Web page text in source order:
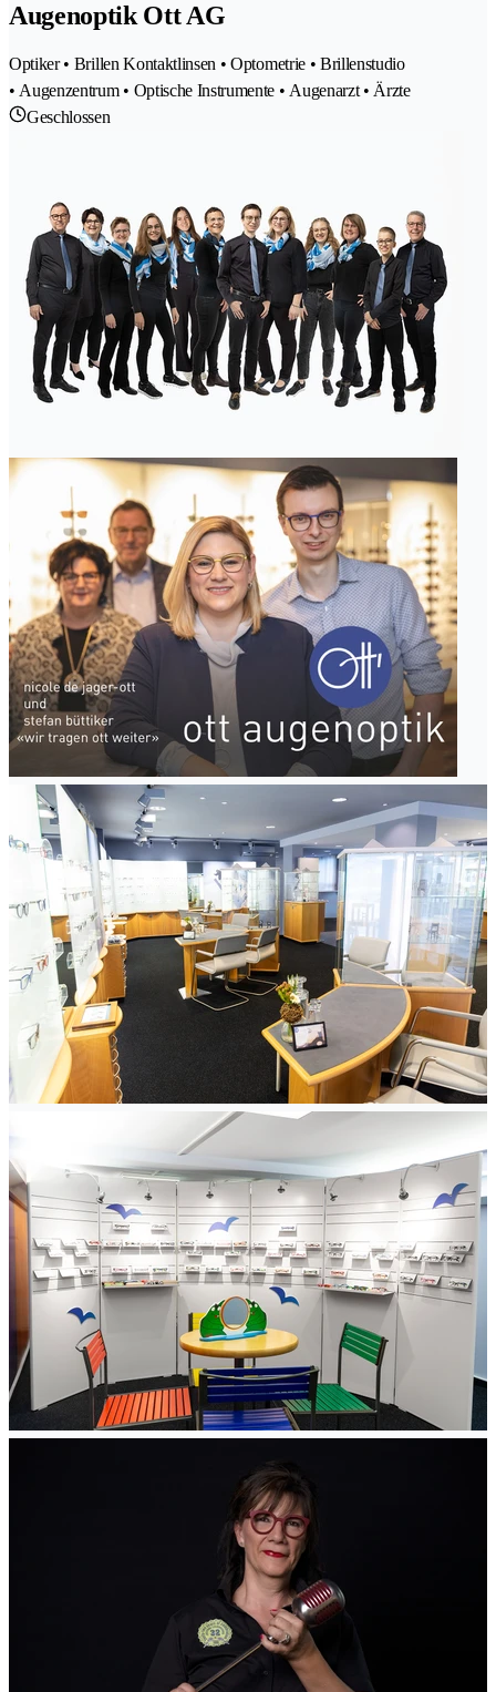
Augenoptik Ott AG
Optiker • Brillen Kontaktlinsen • Optometrie • Brillenstudio
• Augenzentrum • Optische Instrumente • Augenarzt • Ärzte
Geschlossen